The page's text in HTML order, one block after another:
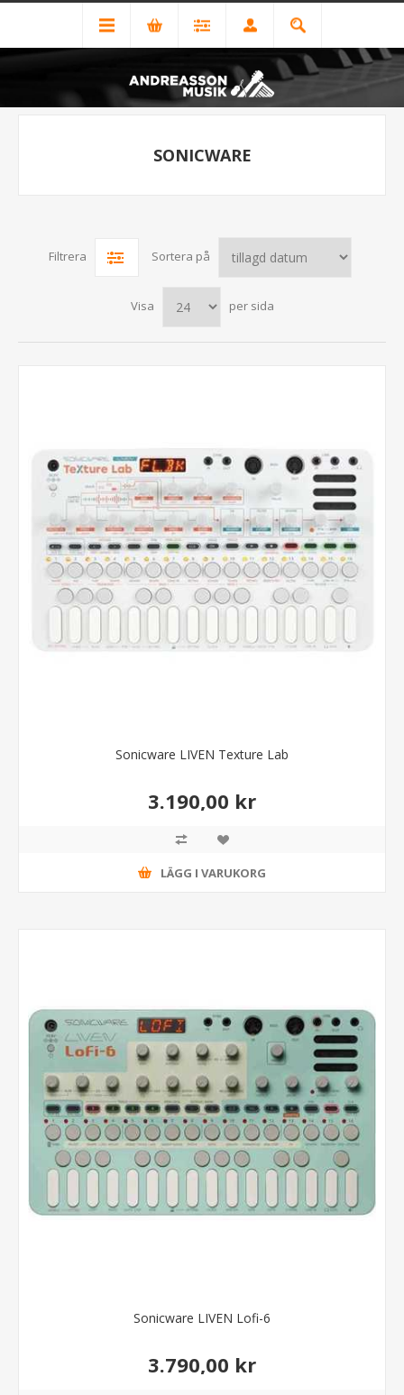
SONICWARE
Filtrera Sortera på
Visa per sida
Sonicware LIVEN Texture Lab
3.190,00 kr
LÄGG I VARUKORG
Sonicware LIVEN Lofi-6
3.790,00 kr